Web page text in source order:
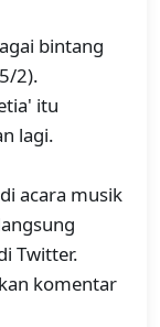
bintang
2).
itu
lagi.
acara musik
Twitter.
komentar